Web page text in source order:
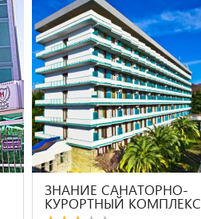
ЗНАНИЕ САНАТОРНО-
КУРОРТНЫЙ КОМПЛЕКС